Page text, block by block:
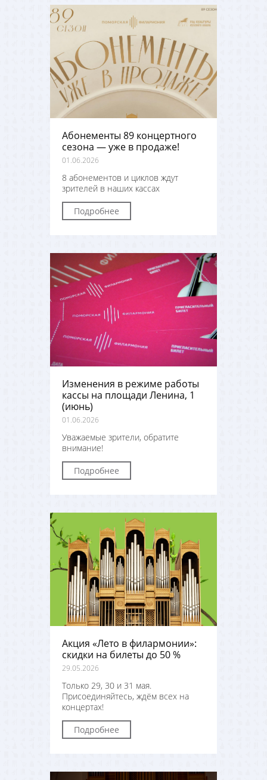
Абонементы 89 концертного
сезона — уже в продаже!
01.06.2026
8 абонементов и циклов ждут
зрителей в наших кассах
Подробнее
Изменения в режиме работы
кассы на площади Ленина, 1
(июнь)
01.06.2026
Уважаемые зрители, обратите
внимание!
Подробнее
Акция «Лето в филармонии»:
скидки на билеты до 50 %
29.05.2026
Только 29, 30 и 31 мая.
Присоединяйтесь, ждём всех на
концертах!
Подробнее